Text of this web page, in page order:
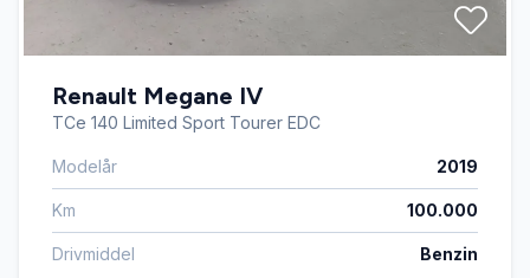
Renault Megane IV
TCe 140 Limited Sport Tourer EDC
Modelår 2019
Km 100.000
Drivmiddel Benzin